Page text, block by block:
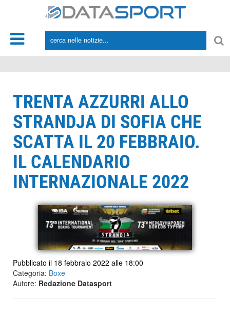
TRENTA AZZURRI ALLO
STRANDJA DI SOFIA CHE
SCATTA IL 20 FEBBRAIO.
IL CALENDARIO
INTERNAZIONALE 2022
Pubblicato il 18 febbraio 2022 alle 18:00
Categoria: Boxe
Autore: Redazione Datasport